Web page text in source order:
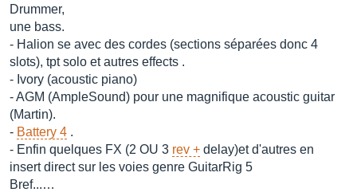
Drummer,
une bass.
- Halion se avec des cordes (sections séparées donc 4
slots), tpt solo et autres effects .
- Ivory (acoustic piano)
- AGM (AmpleSound) pour une magnifique acoustic guitar
(Martin).
- Battery 4 .
- Enfin quelques FX (2 OU 3 rev + delay)et d'autres en
insert direct sur les voies genre GuitarRig 5
Bref...…